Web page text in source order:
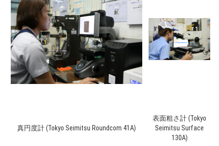
真円度計 (Tokyo Seimitsu Roundcom 41A)
表面粗さ計 (Tokyo
Seimitsu Surface
130A)